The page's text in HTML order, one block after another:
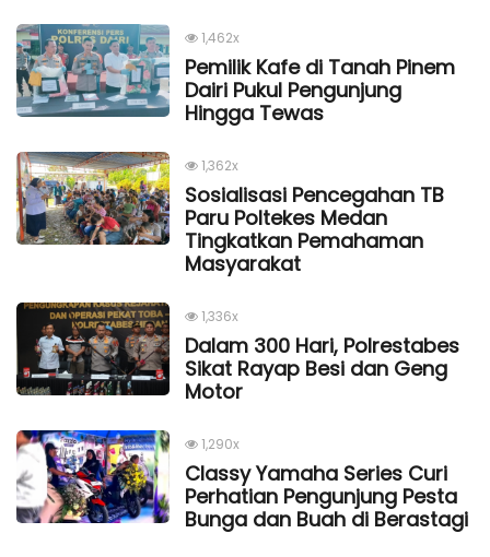
1,462x
Pemilik Kafe di Tanah Pinem
Dairi Pukul Pengunjung
Hingga Tewas
1,362x
Sosialisasi Pencegahan TB
Paru Poltekes Medan
Tingkatkan Pemahaman
Masyarakat
1,336x
Dalam 300 Hari, Polrestabes
Sikat Rayap Besi dan Geng
Motor
1,290x
Classy Yamaha Series Curi
Perhatian Pengunjung Pesta
Bunga dan Buah di Berastagi